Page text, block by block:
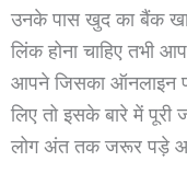
उनके पास खुद का बैंक
लिंक होना चाहिए तभी
आपने जिसका ऑनलाइन
लिए तो इसके बारे में पूरी
लोग अंत तक जरूर पड़े